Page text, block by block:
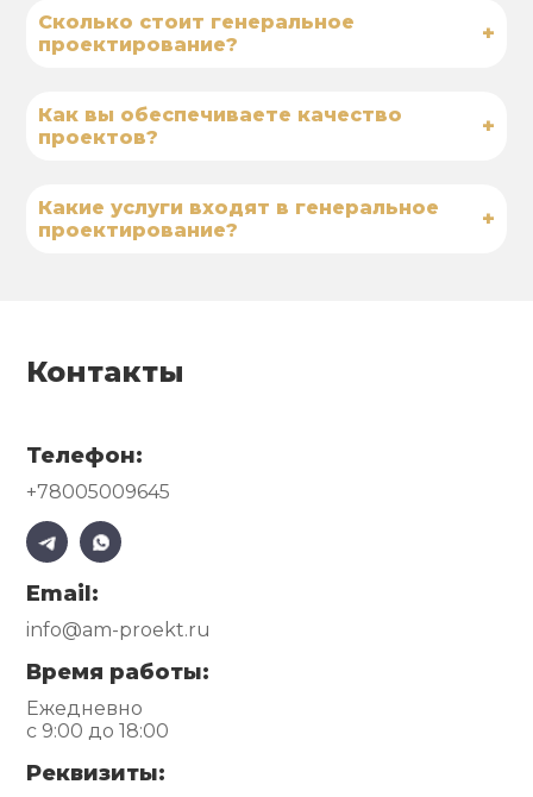
Сколько стоит генеральное
проектирование?
+
Как вы обеспечиваете качество
проектов?
+
Какие услуги входят в генеральное
проектирование?
+
Контакты
Телефон:
+78005009645
Email:
info@am-proekt.ru
Время работы:
Ежедневно
с 9:00 до 18:00
Реквизиты: